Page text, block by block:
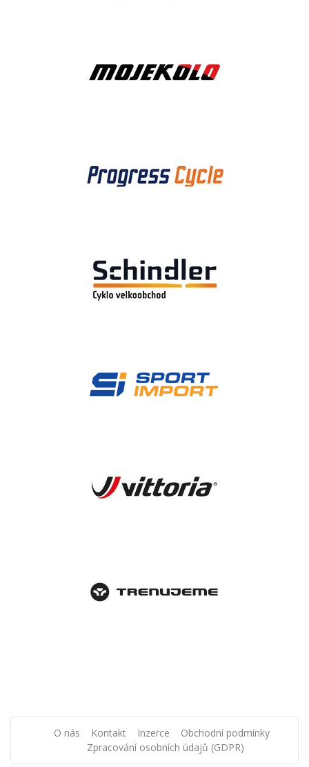
O nás Kontakt Inzerce
Obchodní podmínky
Zpracování osobních údajů (GDPR)